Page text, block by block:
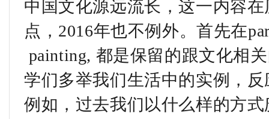
中国文化源远流长，这一内容
点，2016年也不例外。首先在
painting, 都是保留的跟文化相
学们多举我们生活中的实例，
例如，过去我们以什么样的方